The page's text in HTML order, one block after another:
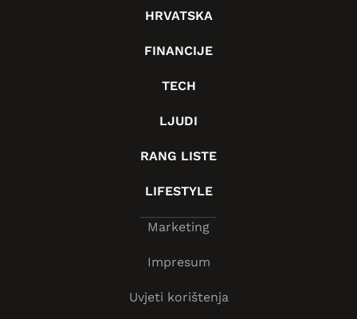
HRVATSKA
FINANCIJE
TECH
LJUDI
RANG LISTE
LIFESTYLE
Marketing
Impresum
Uvjeti korištenja